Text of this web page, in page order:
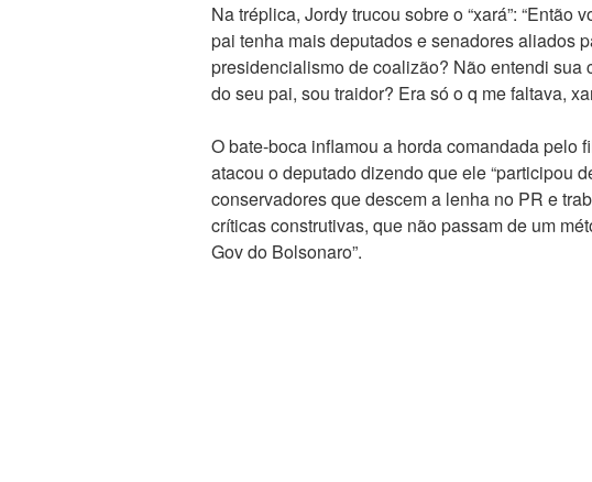
Na tréplica, Jordy trucou sobre o “xará”: “Então
pai tenha mais deputados e senadores aliados
presidencialismo de coalizão? Não entendi sua
do seu pai, sou traidor? Era só o q me faltava,
O bate-boca inflamou a horda comandada pelo
atacou o deputado dizendo que ele “participou
conservadores que descem a lenha no PR e
críticas construtivas, que não passam de um
Gov do Bolsonaro”.